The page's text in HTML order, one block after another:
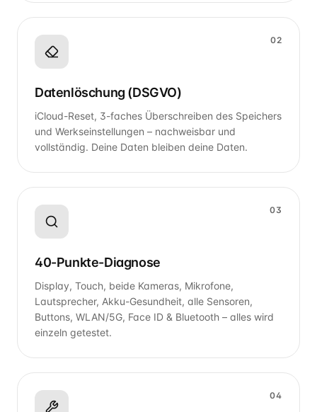
02
Datenlöschung (DSGVO)
iCloud-Reset, 3-faches Überschreiben des Speichers
und Werkseinstellungen – nachweisbar und
vollständig. Deine Daten bleiben deine Daten.
03
40-Punkte-Diagnose
Display, Touch, beide Kameras, Mikrofone,
Lautsprecher, Akku-Gesundheit, alle Sensoren,
Buttons, WLAN/5G, Face ID & Bluetooth – alles wird
einzeln getestet.
04